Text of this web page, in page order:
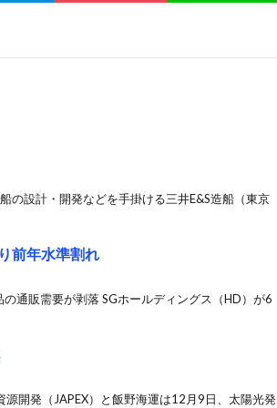
の設計・開発などを手掛ける三井E&S造船（東京
前年水準割れ
通販需要が剥落 SGホールディングス（HD）が6
開発（JAPEX）と飯野海運は12月9日、太陽光発